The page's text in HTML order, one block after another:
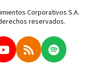
Corporativos S.A.
reservados.